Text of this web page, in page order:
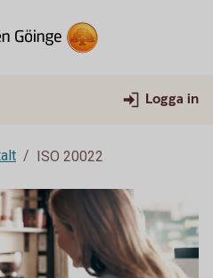
Logga in
ISO 20022